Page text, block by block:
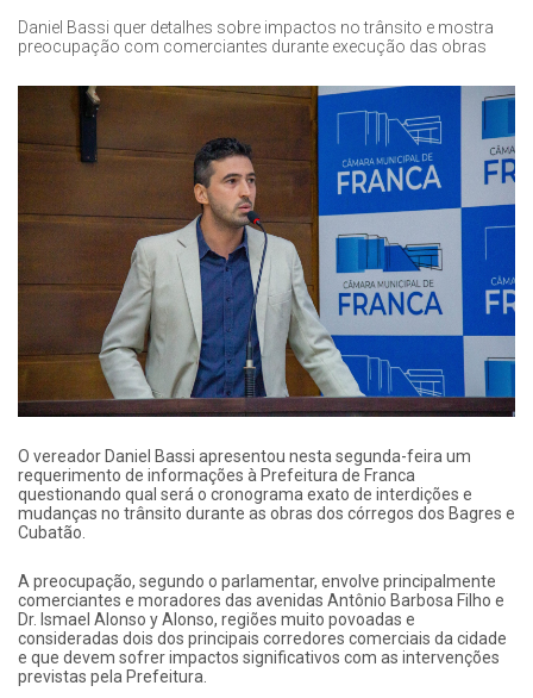
Daniel Bassi quer detalhes sobre impactos no trânsito e mostra
preocupação com comerciantes durante execução das obras
O vereador Daniel Bassi apresentou nesta segunda-feira um
requerimento de informações à Prefeitura de Franca
questionando qual será o cronograma exato de interdições e
mudanças no trânsito durante as obras dos córregos dos Bagres e
Cubatão.
A preocupação, segundo o parlamentar, envolve principalmente
comerciantes e moradores das avenidas Antônio Barbosa Filho e
Dr. Ismael Alonso y Alonso, regiões muito povoadas e
consideradas dois dos principais corredores comerciais da cidade
e que devem sofrer impactos significativos com as intervenções
previstas pela Prefeitura.